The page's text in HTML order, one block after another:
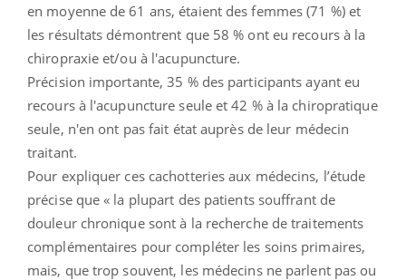
en moyenne de 61 ans, étaient des femmes (71 %) et
les résultats démontrent que 58 % ont eu recours à la
chiropraxie et/ou à l'acupuncture.
Précision importante, 35 % des participants ayant eu
recours à l'acupuncture seule et 42 % à la chiropratique
seule, n'en ont pas fait état auprès de leur médecin
traitant.
Pour expliquer ces cachotteries aux médecins, l’étude
précise que « la plupart des patients souffrant de
douleur chronique sont à la recherche de traitements
complémentaires pour compléter les soins primaires,
mais, que trop souvent, les médecins ne parlent pas ou